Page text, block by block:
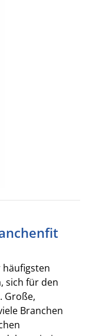
häufigsten
sich für den
Große,
Branchen